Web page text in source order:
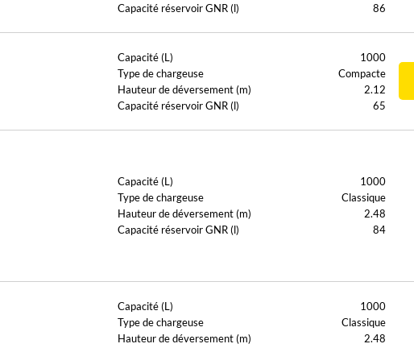
Capacité réservoir GNR (l)
86
Capacité (L)
1000
Type de chargeuse
Compacte
Hauteur de déversement (m)
2.12
Capacité réservoir GNR (l)
65
Capacité (L)
1000
Type de chargeuse
Classique
Hauteur de déversement (m)
2.48
Capacité réservoir GNR (l)
84
Capacité (L)
1000
Type de chargeuse
Classique
Hauteur de déversement (m)
2.48